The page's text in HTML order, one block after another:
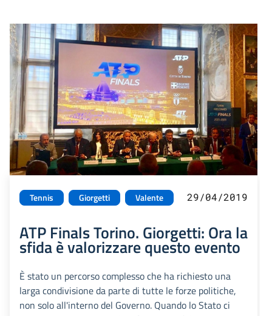
Tennis Giorgetti Valente 29/04/2019
ATP Finals Torino. Giorgetti: Ora la
sfida è valorizzare questo evento
È stato un percorso complesso che ha richiesto una
larga condivisione da parte di tutte le forze politiche,
non solo all'interno del Governo. Quando lo Stato ci